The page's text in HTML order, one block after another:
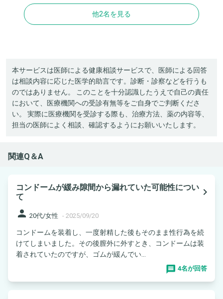
他2名を見る
本サービスは医師による健康相談サービスで、医師による回答
は相談内容に応じた医学的助言です。診断・診察などを行うも
のではありません。 このことを十分認識したうえで自己の責任
において、医療機関への受診有無等をご自身でご判断くださ
い。 実際に医療機関を受診する際も、治療方法、薬の内容等、
担当の医師によく相談、確認するようにお願いいたします。
関連Q＆A
コンドームが緩み隙間から漏れていた可能性につい
て
navigate_next
person 20代/女性 - 2025/09/20
コンドームを装着し、一度射精した後もそのまま性行為を続
けてしまいました。その後膣外に外すとき、コンドームは装
着されていたのですが、ゴムが緩んでい...
4名が回答